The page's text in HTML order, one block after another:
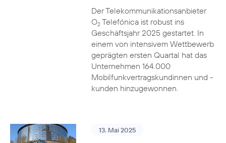
Der Telekommunikationsanbieter
O2Telefónica ist robust ins
Geschäftsjahr 2025 gestartet. In
einem von intensivem Wettbewerb
geprägten ersten Quartal hat das
Unternehmen 164.000
Mobilfunkvertragskundinnen und -
kunden hinzugewonnen.
13. Mai 2025